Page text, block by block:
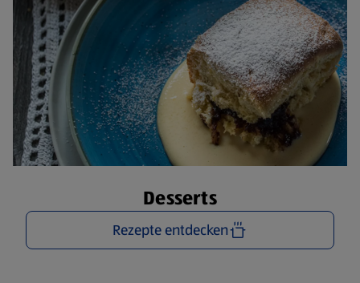
Desserts
Rezepte entdecken